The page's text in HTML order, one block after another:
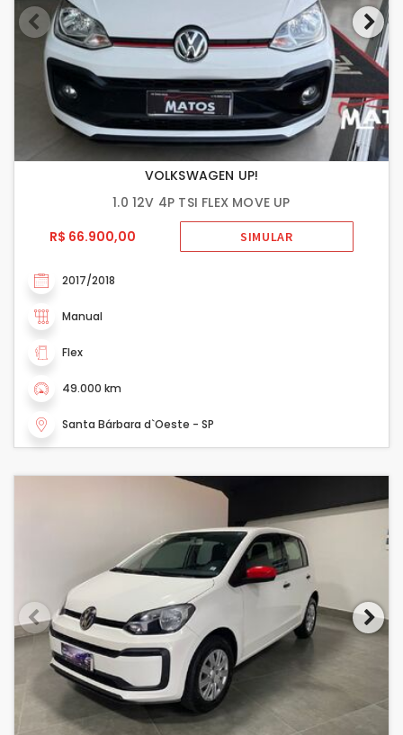
VOLKSWAGEN UP!
1.0 12V 4P TSI FLEX MOVE UP
R$ 66.900,00
SIMULAR
2017/2018
Manual
Flex
49.000 km
Santa Bárbara d`Oeste - SP